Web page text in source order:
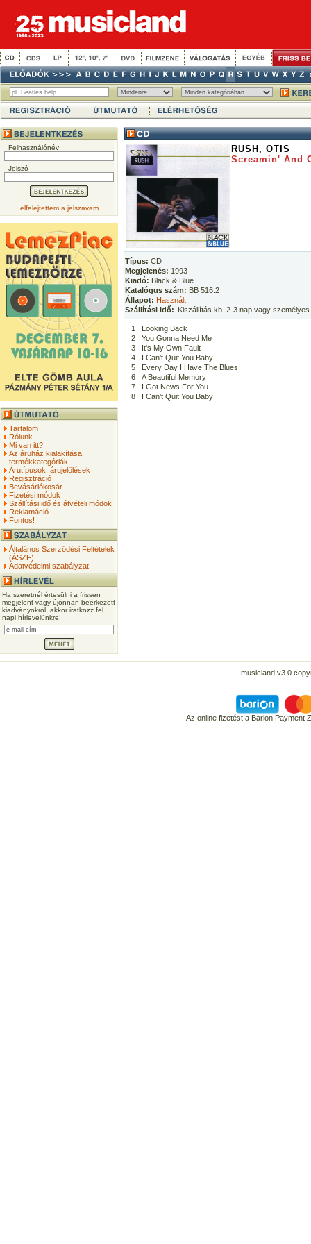
Felhasználónév
Jelszó
elfelejtettem a jelszavam
Tartalom
Rólunk
Mi van itt?
Az áruház kialakítása,
termékkategóriák
Árutípusok, árujelölések
Regisztráció
Bevásárlókosár
Fizetési módok
Szállítási idő és átvételi módok
Reklamáció
Fontos!
Általános Szerződési Feltételek
(ÁSZF)
Adatvédelmi szabályzat
Ha szeretnél értesülni a frissen
megjelent vagy újonnan beérkezett
kiadványokról, akkor iratkozz fel
napi hírlevelünkre!
RUSH, OTIS
Screamin' And
Típus: CD
Megjelenés: 1993
Kiadó: Black & Blue
Katalógus szám: BB 516.2
Állapot: Használt
Szállítási idő: Kiszállítás kb. 2-3 nap vagy
1
Looking Back
2
You Gonna Need Me
3
It's My Own Fault
4
I Can't Quit You Baby
5
Every Day I Have The Blues
6
A Beautiful Memory
7
I Got News For You
8
I Can't Quit You Baby
musicland v3.0
Az online fizetést a Barion Payment